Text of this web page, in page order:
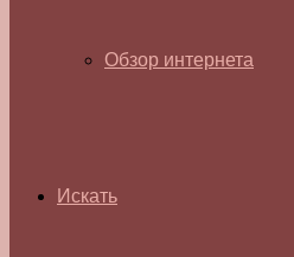
Обзор интернета
Искать